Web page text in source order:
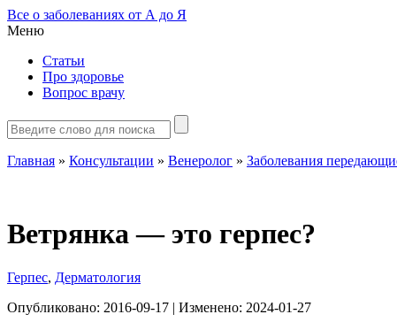
Все о заболеваниях от А до Я
Меню
Статьи
Про здоровье
Вопрос врачу
Главная » Консультации » Венеролог » Заболевания
Ветрянка — это герпес?
Герпес, Дерматология
Опубликовано: 2016-09-17 | Изменено: 2024-01-27